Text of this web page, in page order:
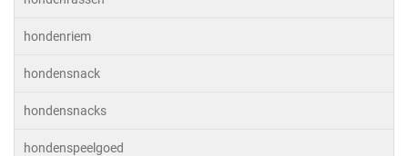
hondenriem
hondensnack
hondensnacks
hondenspeelgoed